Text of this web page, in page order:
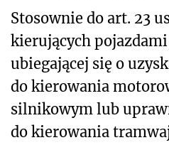
Stosownie do art. 23
kierujących
ubiegającej się o
do kierowania
silnikowym lub
do kierowania